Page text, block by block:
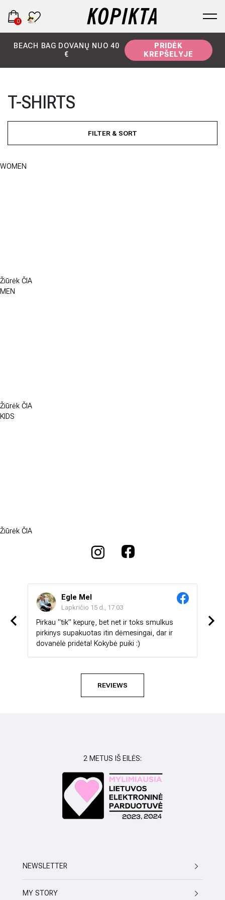
0
BEACH BAG DOVANŲ NUO 40
€
PRIDĖK
KREPŠELYJE
T-SHIRTS
FILTER & SORT
WOMEN
Žiūrėk ČIA
MEN
Žiūrėk ČIA
KIDS
Žiūrėk ČIA
Egle Mel
Lapkričio 15 d., 17:03
Pirkau “tik” kepurę, bet net ir toks smulkus
pirkinys supakuotas itin dėmesingai, dar ir
dovanėlė pridėta! Kokybė puiki :)
REVIEWS
2 METUS IŠ EILĖS:
NEWSLETTER
MY STORY